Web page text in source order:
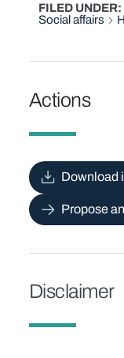
FILED UNDER
Social affairs
Actions
Download
Propose
Disclaimer